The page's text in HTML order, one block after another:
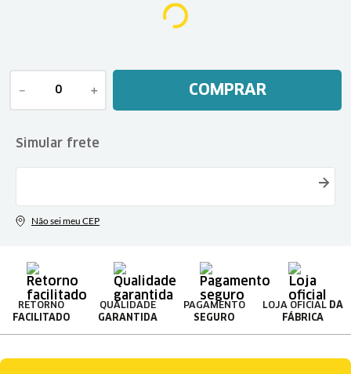
＋
－ COMPRAR
RETORNO
FACILITADO
QUALIDADE
GARANTIDA
PAGAMENTO
SEGURO
LOJA OFICIAL DA
FÁBRICA